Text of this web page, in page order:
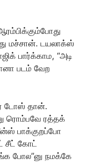
மச்சான். டயலாக்ஸ்
பார்க்காம, “அடி
படம் வேற
டோஸ் தான்.
ரொம்பவே ரத்தக்
பாக்குறப்போ
சீட் கோட்
போல”னு நமக்கே